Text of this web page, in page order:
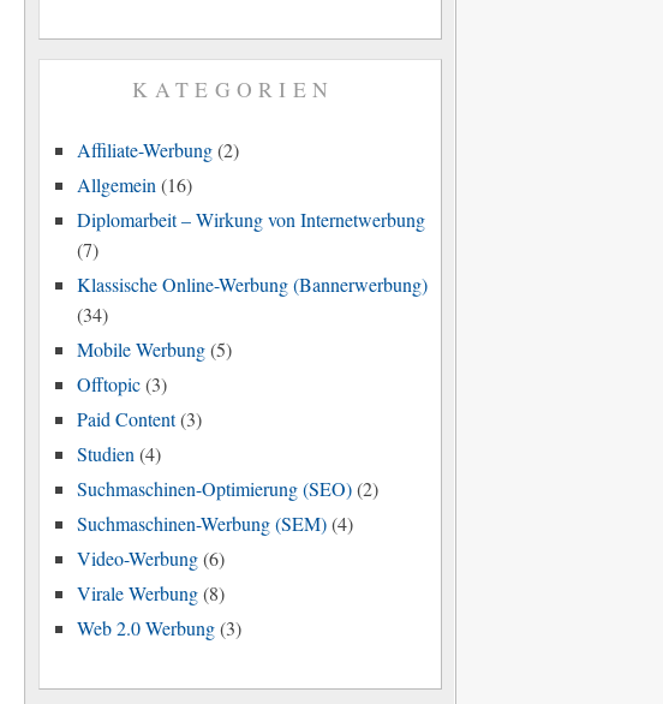
KATEGORIEN
Affiliate-Werbung(2)
Allgemein (16)
Diplomarbeit – Wirkung von Internetwerbung
(7)
Klassische Online-Werbung (Bannerwerbung)
(34)
Mobile Werbung(5)
Offtopic(3)
Paid Content(3)
Studien (4)
Suchmaschinen-Optimierung (SEO)(2)
Suchmaschinen-Werbung (SEM)(4)
Video-Werbung(6)
Virale Werbung(8)
Web 2.0 Werbung(3)